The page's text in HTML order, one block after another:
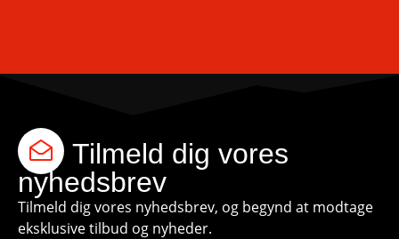
Tilmeld dig vores
nyhedsbrev
Tilmeld dig vores nyhedsbrev, og begynd at modtage
eksklusive tilbud og nyheder.